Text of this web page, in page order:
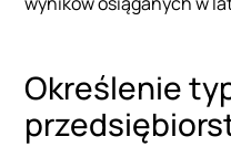
Określenie